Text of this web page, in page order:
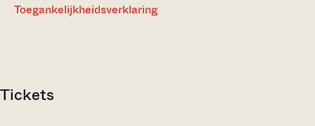
Toegankelijkheidsverklaring
Tickets